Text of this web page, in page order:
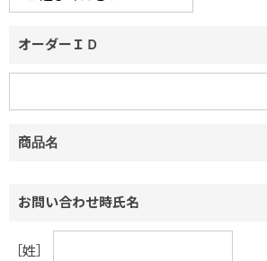
オーダーＩＤ
商品名
お問い合わせ時氏名
［姓］